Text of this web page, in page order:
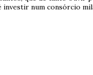
investir num consórcio